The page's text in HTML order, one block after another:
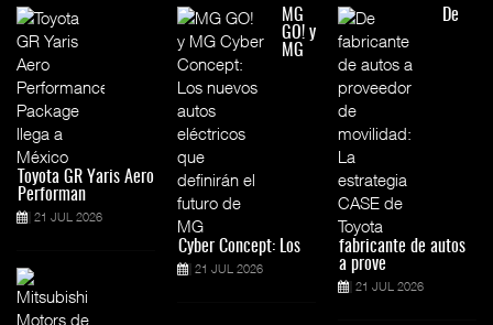
Toyota GR Yaris Aero
Performan
21 JUL 2026
MG
GO! y
MG
Cyber Concept: Los
21 JUL 2026
De
fabricante de autos
a prove
21 JUL 2026